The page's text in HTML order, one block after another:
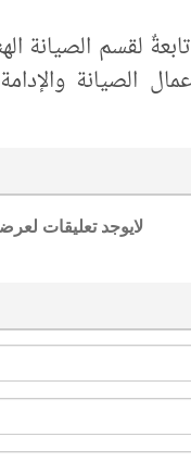
لقسم الصيانة
الصيانة
لايوجد تعليقات